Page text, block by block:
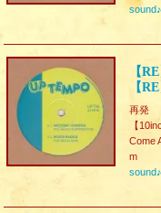
sound♪
【
【
再発
【
Come
m
sound♪